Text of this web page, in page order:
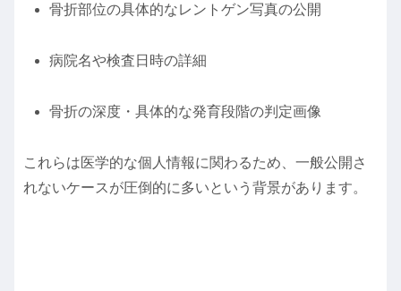
骨折部位の具体的なレントゲン写真の公開
病院名や検査日時の詳細
骨折の深度・具体的な発育段階の判定画像
これらは医学的な個人情報に関わるため、一般公開さ
れないケースが圧倒的に多いという背景があります。